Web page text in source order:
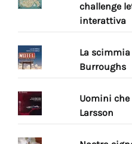
challenge
interattiva
La
Burroughs
Uomini
Larsson